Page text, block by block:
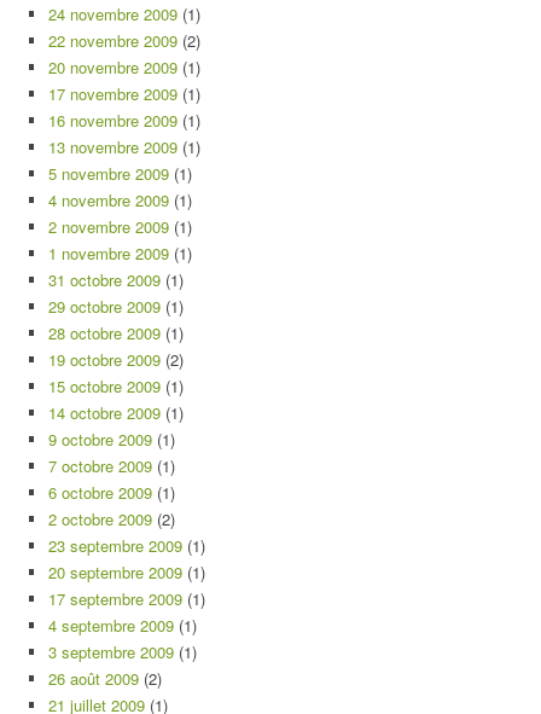
24 novembre 2009 (1)
22 novembre 2009 (2)
20 novembre 2009 (1)
17 novembre 2009 (1)
16 novembre 2009 (1)
13 novembre 2009 (1)
5 novembre 2009 (1)
4 novembre 2009 (1)
2 novembre 2009 (1)
1 novembre 2009 (1)
31 octobre 2009 (1)
29 octobre 2009 (1)
28 octobre 2009 (1)
19 octobre 2009 (2)
15 octobre 2009 (1)
14 octobre 2009 (1)
9 octobre 2009 (1)
7 octobre 2009 (1)
6 octobre 2009 (1)
2 octobre 2009 (2)
23 septembre 2009 (1)
20 septembre 2009 (1)
17 septembre 2009 (1)
4 septembre 2009 (1)
3 septembre 2009 (1)
26 août 2009 (2)
21 juillet 2009 (1)